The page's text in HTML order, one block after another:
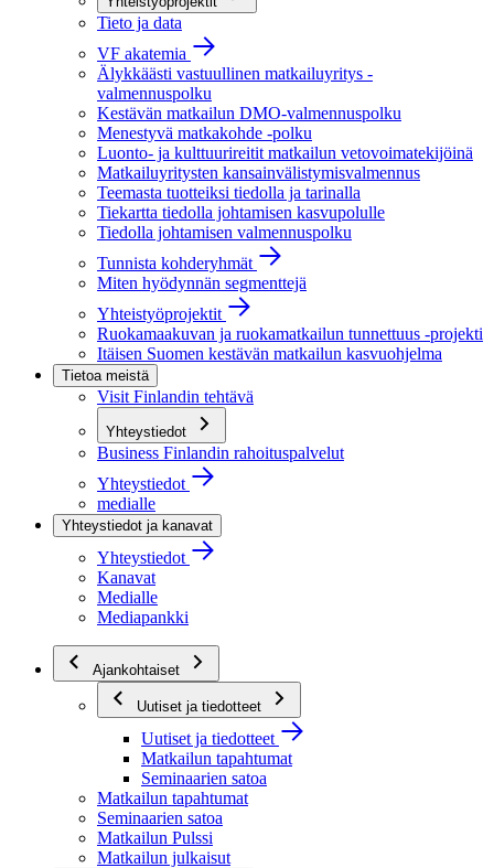
Tieto ja data
VF akatemia
Älykkäästi vastuullinen matkailuyritys -
valmennuspolku
Kestävän matkailun DMO-valmennuspolku
Menestyvä matkakohde -polku
Luonto- ja kulttuurireitit matkailun vetovoimatekijöinä
Matkailuyritysten kansainvälistymisvalmennus
Teemasta tuotteiksi tiedolla ja tarinalla
Tiekartta tiedolla johtamisen kasvupolulle
Tiedolla johtamisen valmennuspolku
Tunnista kohderyhmät
Miten hyödynnän segmenttejä
Yhteistyöprojektit
Ruokamaakuvan ja ruokamatkailun tunnettuus -projekti
Itäisen Suomen kestävän matkailun kasvuohjelma
Tietoa meistä
Visit Finlandin tehtävä
Yhteystiedot
Business Finlandin rahoituspalvelut
Yhteystiedot
medialle
Yhteystiedot ja kanavat
Yhteystiedot
Kanavat
Medialle
Mediapankki
Ajankohtaiset
Uutiset ja tiedotteet
Uutiset ja tiedotteet
Matkailun tapahtumat
Seminaarien satoa
Matkailun tapahtumat
Seminaarien satoa
Matkailun Pulssi
Matkailun julkaisut